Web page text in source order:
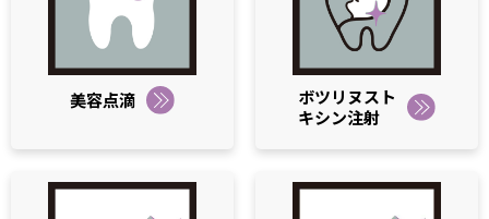
美容点滴
ボツリヌスト
キシン注射